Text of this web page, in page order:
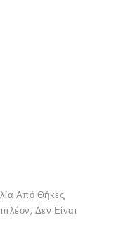
Από Θήκες,
Δεν Είναι